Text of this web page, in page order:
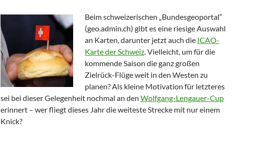
Beim schweizerischen „Bundesgeoportal“
(geo.admin.ch) gibt es eine riesige Auswahl
an Karten, darunter jetzt auch die ICAO-
Karte der Schweiz. Vielleicht, um für die
kommende Saison die ganz großen
Zielrück-Flüge weit in den Westen zu
planen? Als kleine Motivation für letzteres
sei bei dieser Gelegenheit nochmal an den Wolfgang-Lengauer-Cup
erinnert – wer fliegt dieses Jahr die weiteste Strecke mit nur einem
Knick?